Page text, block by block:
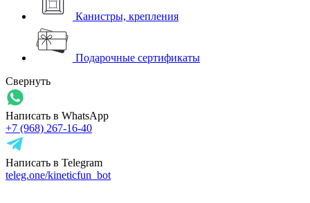
Канистры, крепления
Подарочные сертификаты
Свернуть
Написать в WhatsApp
+7 (968) 267-16-40
Написать в Telegram
teleg.one/kineticfun_bot